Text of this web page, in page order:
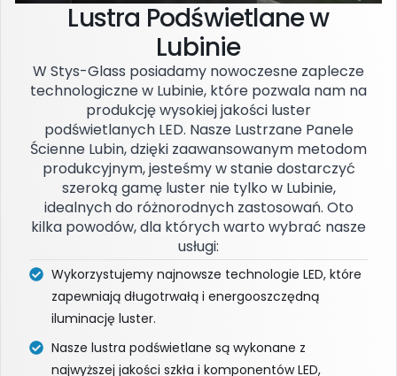
Lustra Podświetlane w
Lubinie
W Stys-Glass posiadamy nowoczesne zaplecze
technologiczne w Lubinie, które pozwala nam na
produkcję wysokiej jakości luster
podświetlanych LED. Nasze Lustrzane Panele
Ścienne Lubin, dzięki zaawansowanym metodom
produkcyjnym, jesteśmy w stanie dostarczyć
szeroką gamę luster nie tylko w Lubinie,
idealnych do różnorodnych zastosowań. Oto
kilka powodów, dla których warto wybrać nasze
usługi:
Wykorzystujemy najnowsze technologie LED, które
zapewniają długotrwałą i energooszczędną
iluminację luster.
Nasze lustra podświetlane są wykonane z
najwyższej jakości szkła i komponentów LED,